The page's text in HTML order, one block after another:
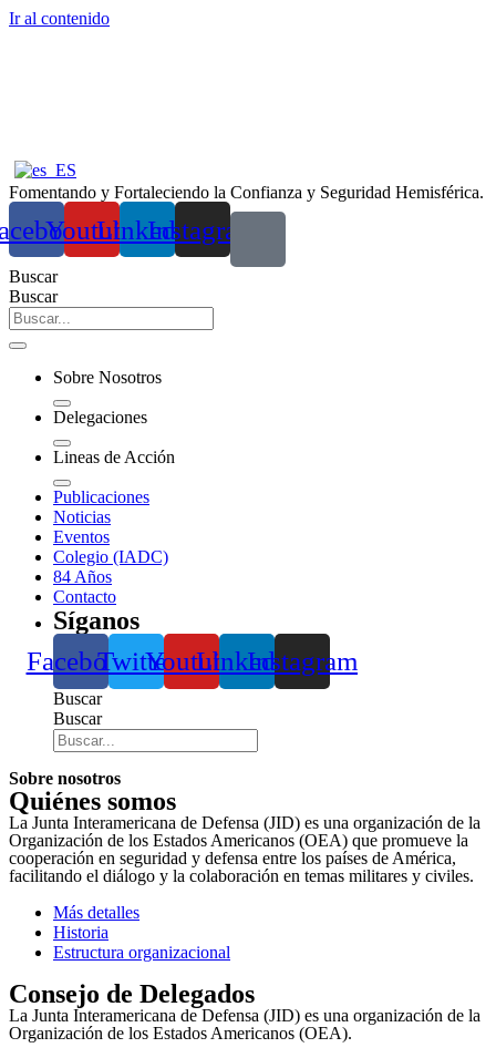
Ir al contenido
Fomentando y Fortaleciendo la Confianza y Seguridad Hemisférica.
YoutubeLinkedin
Instagram
Buscar
Buscar
Sobre Nosotros
Delegaciones
Lineas de Acción
Publicaciones
Noticias
Eventos
Colegio (IADC)
84 Años
Contacto
Síganos
FacebookTwitterYoutubeLinkedinInstagram
Buscar
Buscar
Sobre nosotros
Quiénes somos
La Junta Interamericana de Defensa (JID) es una organización de la
Organización de los Estados Americanos (OEA) que promueve la
cooperación en seguridad y defensa entre los países de América,
facilitando el diálogo y la colaboración en temas militares y civiles.
Más detalles
Historia
Estructura organizacional
Consejo de Delegados
La Junta Interamericana de Defensa (JID) es una organización de la
Organización de los Estados Americanos (OEA).